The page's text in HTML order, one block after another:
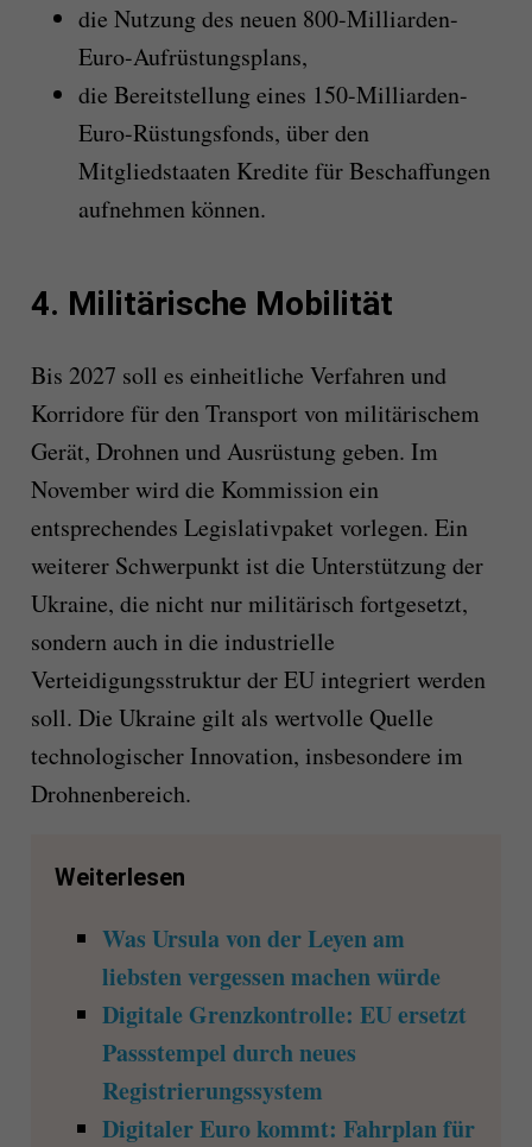
die Nutzung des neuen 800-Milliarden-
Euro-Aufrüstungsplans,
die Bereitstellung eines 150-Milliarden-
Euro-Rüstungsfonds, über den
Mitgliedstaaten Kredite für Beschaffungen
aufnehmen können.
4. Militärische Mobilität
Bis 2027 soll es einheitliche Verfahren und
Korridore für den Transport von militärischem
Gerät, Drohnen und Ausrüstung geben. Im
November wird die Kommission ein
entsprechendes Legislativpaket vorlegen. Ein
weiterer Schwerpunkt ist die Unterstützung der
Ukraine, die nicht nur militärisch fortgesetzt,
sondern auch in die industrielle
Verteidigungsstruktur der EU integriert werden
soll. Die Ukraine gilt als wertvolle Quelle
technologischer Innovation, insbesondere im
Drohnenbereich.
Weiterlesen
Was Ursula von der Leyen am
liebsten vergessen machen würde
Digitale Grenzkontrolle: EU ersetzt
Passstempel durch neues
Registrierungssystem
Digitaler Euro kommt: Fahrplan für